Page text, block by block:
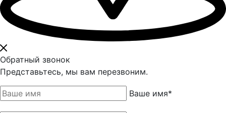
Обратный звонок
Представьтесь, мы вам перезвоним.
Ваше имя*